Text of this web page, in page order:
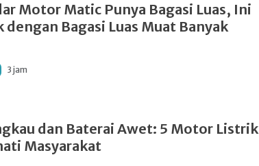
Motor Matic Punya Bagasi Luas, Ini
Bagasi Luas Muat Banyak
3 jam
dan Baterai Awet: 5 Motor Listrik
Masyarakat